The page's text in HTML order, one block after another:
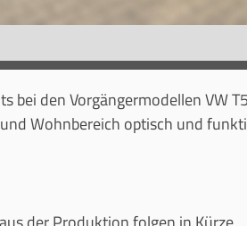
bei den Vorgängermodellen VW
Wohnbereich optisch und